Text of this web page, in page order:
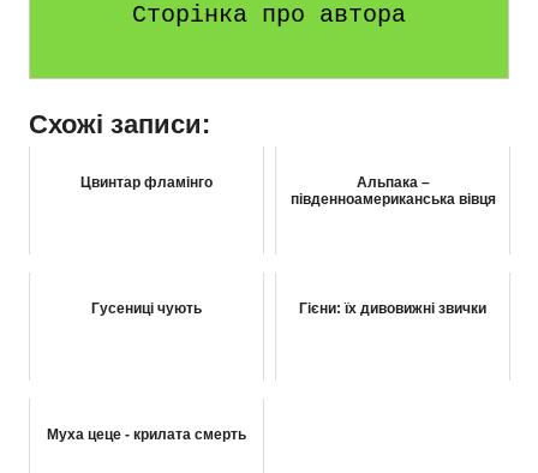
Сторінка про автора
Схожі записи:
Цвинтар фламінго
Альпака –
південноамериканська вівця
Гусениці чують Гієни: їх дивовижні звички
Муха цеце - крилата смерть